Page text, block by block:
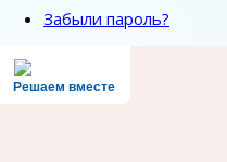
Забыли пароль?
Решаем вместе